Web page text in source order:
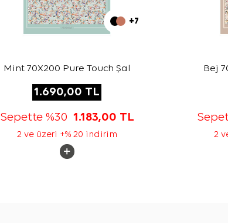
+7
Mint 70X200 Pure Touch Şal
1.690,00 TL
Sepette %30 1.183,00 TL
2 ve üzeri +% 20 indirim
Bej
2